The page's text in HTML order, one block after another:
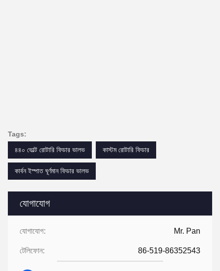
যোগাযোগ
যোগাযোগ: Mr. Pan
টেলিফোন: 86-519-86352543
Tags:
৪৪০ ভোল্ট রোটারি ফিডার ভালভ
কাস্টম রোটারি ফিডার
কার্বন ইস্পাত ঘূর্ণমান ফিডার ভালভ